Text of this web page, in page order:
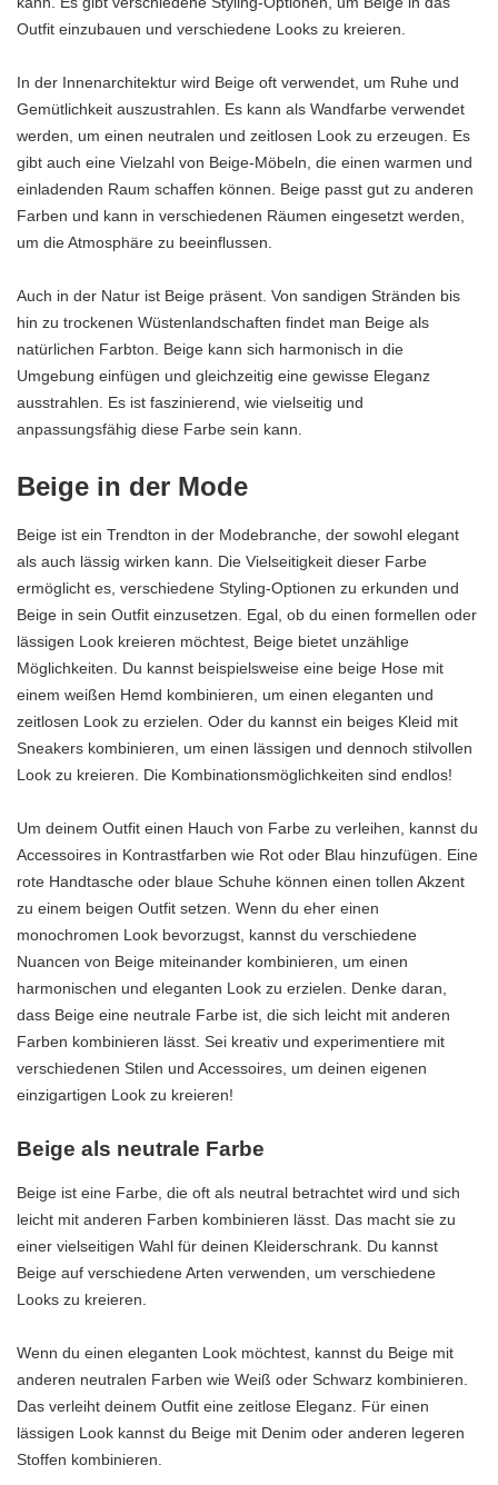
Outfit einzubauen und verschiedene Looks zu kreieren.
In der Innenarchitektur wird Beige oft verwendet, um Ruhe und
Gemütlichkeit auszustrahlen. Es kann als Wandfarbe verwendet
werden, um einen neutralen und zeitlosen Look zu erzeugen. Es
gibt auch eine Vielzahl von Beige-Möbeln, die einen warmen und
einladenden Raum schaffen können. Beige passt gut zu anderen
Farben und kann in verschiedenen Räumen eingesetzt werden,
um die Atmosphäre zu beeinflussen.
Auch in der Natur ist Beige präsent. Von sandigen Stränden bis
hin zu trockenen Wüstenlandschaften findet man Beige als
natürlichen Farbton. Beige kann sich harmonisch in die
Umgebung einfügen und gleichzeitig eine gewisse Eleganz
ausstrahlen. Es ist faszinierend, wie vielseitig und
anpassungsfähig diese Farbe sein kann.
Beige in der Mode
Beige ist ein Trendton in der Modebranche, der sowohl elegant
als auch lässig wirken kann. Die Vielseitigkeit dieser Farbe
ermöglicht es, verschiedene Styling-Optionen zu erkunden und
Beige in sein Outfit einzusetzen. Egal, ob du einen formellen oder
lässigen Look kreieren möchtest, Beige bietet unzählige
Möglichkeiten. Du kannst beispielsweise eine beige Hose mit
einem weißen Hemd kombinieren, um einen eleganten und
zeitlosen Look zu erzielen. Oder du kannst ein beiges Kleid mit
Sneakers kombinieren, um einen lässigen und dennoch stilvollen
Look zu kreieren. Die Kombinationsmöglichkeiten sind endlos!
Um deinem Outfit einen Hauch von Farbe zu verleihen, kannst du
Accessoires in Kontrastfarben wie Rot oder Blau hinzufügen. Eine
rote Handtasche oder blaue Schuhe können einen tollen Akzent
zu einem beigen Outfit setzen. Wenn du eher einen
monochromen Look bevorzugst, kannst du verschiedene
Nuancen von Beige miteinander kombinieren, um einen
harmonischen und eleganten Look zu erzielen. Denke daran,
dass Beige eine neutrale Farbe ist, die sich leicht mit anderen
Farben kombinieren lässt. Sei kreativ und experimentiere mit
verschiedenen Stilen und Accessoires, um deinen eigenen
einzigartigen Look zu kreieren!
Beige als neutrale Farbe
Beige ist eine Farbe, die oft als neutral betrachtet wird und sich
leicht mit anderen Farben kombinieren lässt. Das macht sie zu
einer vielseitigen Wahl für deinen Kleiderschrank. Du kannst
Beige auf verschiedene Arten verwenden, um verschiedene
Looks zu kreieren.
Wenn du einen eleganten Look möchtest, kannst du Beige mit
anderen neutralen Farben wie Weiß oder Schwarz kombinieren.
Das verleiht deinem Outfit eine zeitlose Eleganz. Für einen
lässigen Look kannst du Beige mit Denim oder anderen legeren
Stoffen kombinieren.